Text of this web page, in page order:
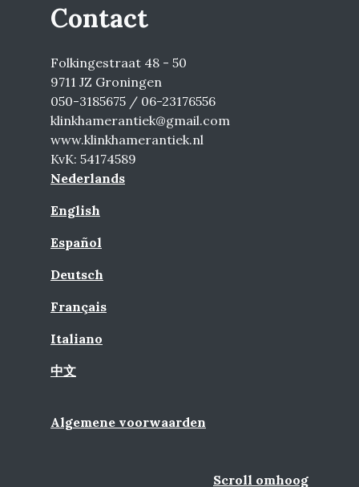
Contact
Folkingestraat 48 - 50
9711 JZ Groningen
050-3185675 / 06-23176556
klinkhamerantiek@gmail.com
www.klinkhamerantiek.nl
KvK: 54174589
Nederlands
English
Español
Deutsch
Français
Italiano
中文
Algemene voorwaarden
Scroll omhoog